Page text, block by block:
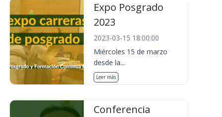
Expo Posgrado
2023
2023-03-15 18:00:00
Miércoles 15 de marzo
desde la...
Leer más
Conferencia